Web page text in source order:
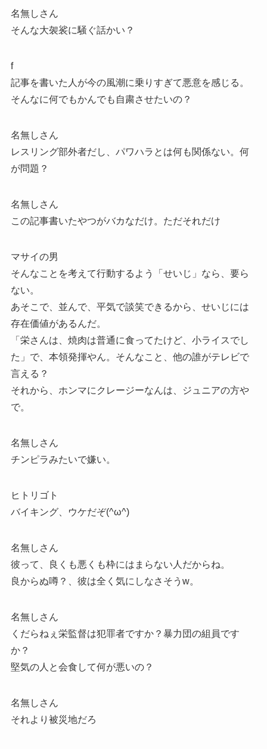
名無しさん
そんな大袈裟に騒ぐ話かい？
f
記事を書いた人が今の風潮に乗りすぎて悪意を感じる。
そんなに何でもかんでも自粛させたいの？
名無しさん
レスリング部外者だし、パワハラとは何も関係ない。何
が問題？
名無しさん
この記事書いたやつがバカなだけ。ただそれだけ
マサイの男
そんなことを考えて行動するよう「せいじ」なら、要ら
ない。
あそこで、並んで、平気で談笑できるから、せいじには
存在価値があるんだ。
「栄さんは、焼肉は普通に食ってたけど、小ライスでし
た」で、本領発揮やん。そんなこと、他の誰がテレビで
言える？
それから、ホンマにクレージーなんは、ジュニアの方や
で。
名無しさん
チンピラみたいで嫌い。
ヒトリゴト
バイキング、ウケだぞ(^ω^)
名無しさん
彼って、良くも悪くも枠にはまらない人だからね。
良からぬ噂？、彼は全く気にしなさそうw。
名無しさん
くだらねぇ栄監督は犯罪者ですか？暴力団の組員です
か？
堅気の人と会食して何が悪いの？
名無しさん
それより被災地だろ